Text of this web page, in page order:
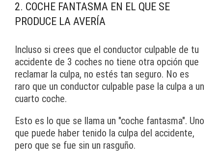
2. COCHE FANTASMA EN EL QUE SE
PRODUCE LA AVERÍA
Incluso si crees que el conductor culpable de tu
accidente de 3 coches no tiene otra opción que
reclamar la culpa, no estés tan seguro. No es
raro que un conductor culpable pase la culpa a un
cuarto coche.
Esto es lo que se llama un "coche fantasma". Uno
que puede haber tenido la culpa del accidente,
pero que se fue sin un rasguño.